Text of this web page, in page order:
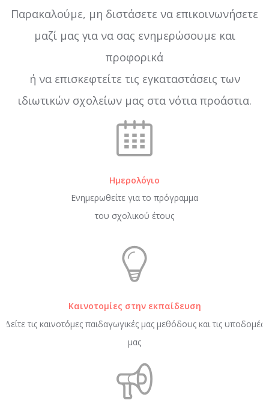
Παρακαλούμε, μη διστάσετε να επικοινωνήσετε
μαζί μας για να σας ενημερώσουμε και
προφορικά
ή να επισκεφτείτε τις εγκαταστάσεις των
ιδιωτικών σχολείων μας στα νότια προάστια.
Ημερολόγιο
Ενημερωθείτε για το πρόγραμμα
του σχολικού έτους
Καινοτομίες στην εκπαίδευση
Δείτε τις καινοτόμες παιδαγωγικές μας μεθόδους και τις υποδομές
μας